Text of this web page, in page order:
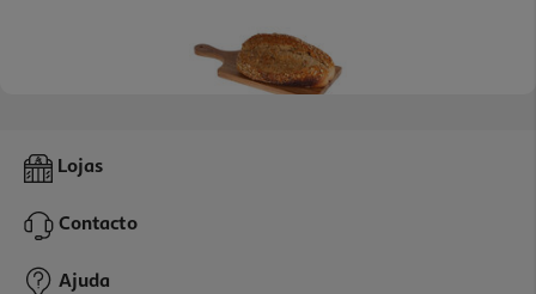
Pão De Fibras -25% Sal Produção Própria 400g
2,29 €
Lojas
Contacto
Ajuda